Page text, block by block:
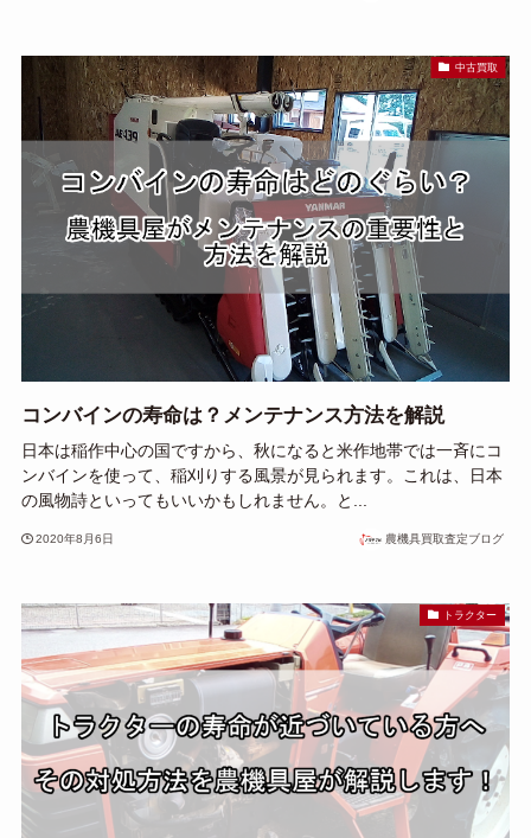
中古買取
コンバインの寿命は？メンテナンス方法を解説
日本は稲作中心の国ですから、秋になると米作地帯では一斉にコ
ンバインを使って、稲刈りする風景が見られます。これは、日本
の風物詩といってもいいかもしれません。と...
2020年8月6日 農機具買取査定ブログ
トラクター